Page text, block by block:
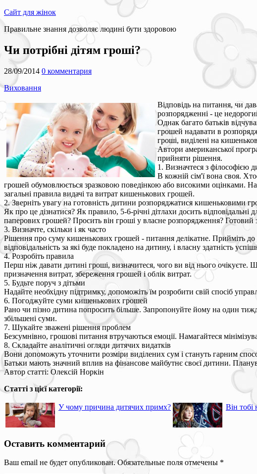
Сайт для жінок
Правильне знання дозволяє людині бути здоровою
Чи потрібні дітям гроші?
28/09/2014 0 комментария
Виховання
Відповідь на питання, чи
розпорядженні - це
Однак багато батьків
грошей надавати в
гроші, виділені на
Автори американської
прийняти рішення.
1. Визначтеся з філософією
В кожній сім'ї вона своя.
грошей обумовлюється зразковою поведінкою або високими оцінками. На
загальні правила видачі та витрат кишенькових грошей.
2. Зверніть увагу на готовність дитини розпоряджатися кишеньковими
Як про це дізнатися? Як правило, 5-6-річні дітлахи досить
паперових грошей? Просить він гроші у власне розпорядження? Готовий
3. Визначте, скільки і як часто
Рішення про суму кишенькових грошей - питання делікатне. Прийміть
відповідальність за які буде покладено на дитину, і власну здатність
4. Розробіть правила
Перш ніж давати дитині гроші, визначитеся, чого ви від нього очікуєте.
призначення витрат, збереження грошей і облік витрат.
5. Будьте поруч з дітьми
Надайте необхідну підтримку, допоможіть їм розробити свій спосіб
6. Погоджуйте суми кишенькових грошей
Рано чи пізно дитина попросить більше. Запропонуйте йому на один
збільшені суми.
7. Шукайте зважені рішення проблем
Безсумнівно, грошові питання втручаються емоції. Намагайтеся
8. Складайте аналітичні огляди дитячих видатків
Вони допоможуть уточнити розміри виділених сум і стануть гарним
Батьки мають значний вплив на фінансове майбутнє своєї дитини.
Автор статті: Олексій Норкін
Статті з цієї категорії:
У чому причина дитячих примх? Він тобі
Оставить комментарий
Ваш email не будет опубликован. Обязательные поля отмечены *